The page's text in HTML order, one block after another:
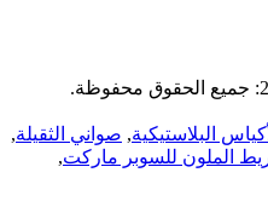
البلاستيكية, صواني الثقيلة,
الملون للسوبر ماركت,